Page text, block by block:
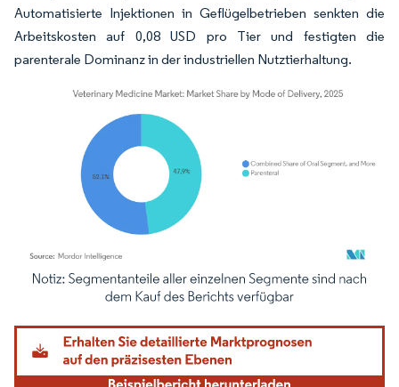
Automatisierte Injektionen in Geflügelbetrieben senkten die
Arbeitskosten auf 0,08 USD pro Tier und festigten die
parenterale Dominanz in der industriellen Nutztierhaltung.
Bild © Mordor Intelligence. Wiederverwendung erfordert Namensnennung